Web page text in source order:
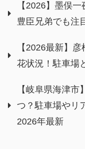
【2026】墨俣
豊臣兄弟でも注
【2026最新】
花状況！駐車場
【岐阜県海津
つ？駐車場やリ
2026年最新